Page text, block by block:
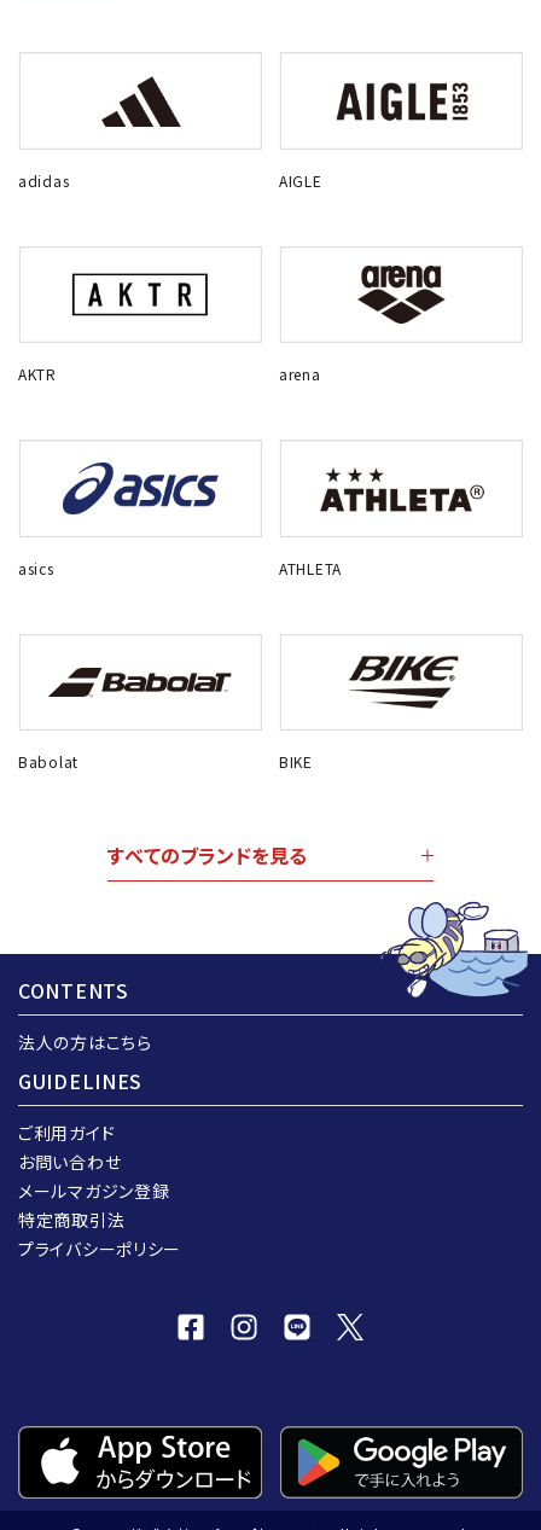
adidas AIGLE
AKTR arena
asics ATHLETA
Babolat BIKE
すべてのブランドを見る
CONTENTS
法人の方はこちら
GUIDELINES
ご利用ガイド
お問い合わせ
メールマガジン登録
特定商取引法
プライバシーポリシー